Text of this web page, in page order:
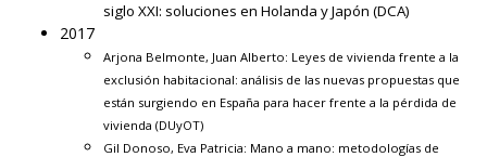
siglo XXI: soluciones en Holanda y Japón (DCA)
2017
Arjona Belmonte, Juan Alberto: Leyes de vivienda frente a la
exclusión habitacional: análisis de las nuevas propuestas que
están surgiendo en España para hacer frente a la pérdida de
vivienda (DUyOT)
Gil Donoso, Eva Patricia: Mano a mano: metodologías de